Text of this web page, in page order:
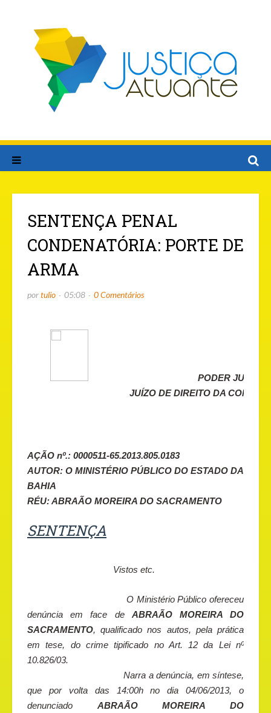
SENTENÇA PENAL
CONDENATÓRIA: PORTE DE
ARMA
portulio 05:08 0 Comentários
PODER
JUÍZO DE DIREITO DA
AÇÃO nº.: 0000511-65.2013.805.0183
AUTOR: O MINISTÉRIO PÚBLICO DO ESTADO DA
BAHIA
RÉU: ABRAÃO MOREIRA DO SACRAMENTO
SENTENÇA
Vistos etc.
O Ministério Público ofereceu
denúncia em face de ABRAÃO MOREIRA DO
SACRAMENTO, qualificado nos autos, pela prática
em tese, do crime tipificado no Art. 12 da Lei nº
10.826/03.
Narra a denúncia, em síntese,
que por volta das 14:00h no dia 04/06/2013, o
denunciado ABRAÃO MOREIRA DO